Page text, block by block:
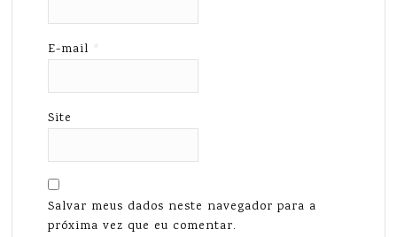
E-mail *
Site
Salvar meus dados neste navegador para a
próxima vez que eu comentar.